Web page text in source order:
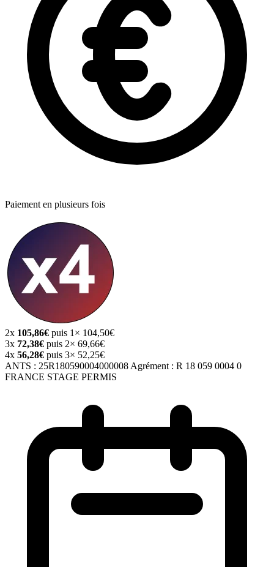
Paiement en plusieurs fois
2x 105,86€ puis 1× 104,50€
3x 72,38€ puis 2× 69,66€
4x 56,28€ puis 3× 52,25€
ANTS : 25R180590004000008 Agrément : R 18 059 0004 0
FRANCE STAGE PERMIS